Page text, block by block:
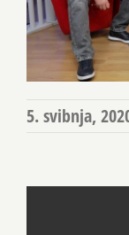
5. svibnja,